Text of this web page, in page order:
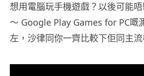
想用電腦玩手機遊戲？以後可能
～ Google Play Games for PC嘅
左，沙律同你一齊比較下佢同主流